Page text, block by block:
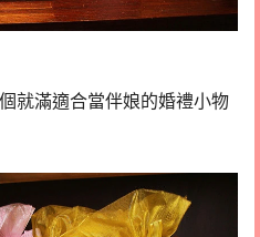
就滿適合當伴娘的婚禮小物